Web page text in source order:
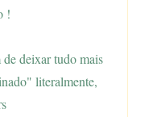
!
deixar tudo mais
literalmente,